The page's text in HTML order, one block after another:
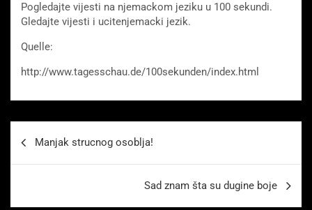
Pogledajte vijesti na njemackom jeziku u 100 sekundi.
Gledajte vijesti i ucitenjemacki jezik.
Quelle:
http://www.tagesschau.de/100sekunden/index.html
Manjak strucnog osoblja!
Sad znam šta su dugine boje